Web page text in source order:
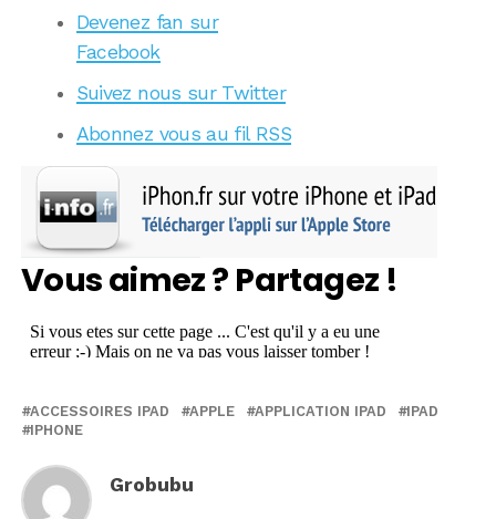
Devenez fan sur
Facebook
Suivez nous sur Twitter
Abonnez vous au fil RSS
Vous aimez ? Partagez !
ACCESSOIRES IPAD APPLE APPLICATION IPAD
IPAD
IPHONE
Grobubu